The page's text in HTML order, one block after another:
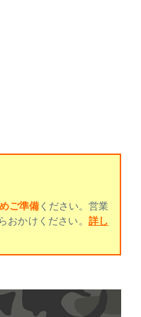
ご準備ください。営業
かけください。 詳し